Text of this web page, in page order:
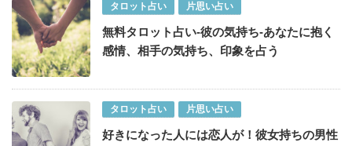
タロット占い 片思い占い
無料タロット占い-彼の気持ち-あなたに抱く
感情、相手の気持ち、印象を占う
タロット占い 片思い占い
好きになった人には恋人が！彼女持ちの男性